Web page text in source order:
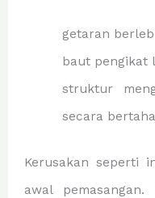
getaran
baut pengikat
struktur
secara
Kerusakan seperti
awal